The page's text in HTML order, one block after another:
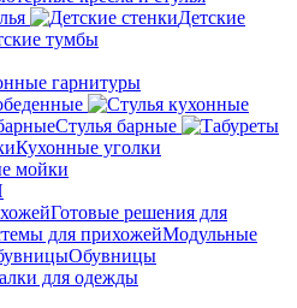
Детские
тумбы
гарнитуры
Стулья барные
Кухонные уголки
мойки
Готовые решения для
Модульные
Обувницы
для одежды